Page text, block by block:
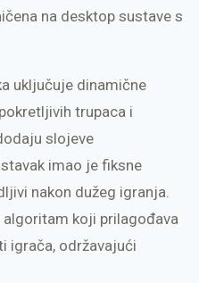
na desktop sustave s
uključuje dinamične
trupaca i
slojeve
imao je fiksne
nakon dužeg igranja.
koji prilagođava
igrača, održavajući